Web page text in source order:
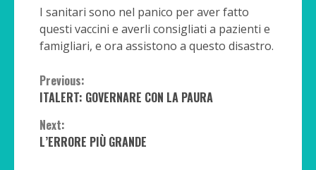
I sanitari sono nel panico per aver fatto
questi vaccini e averli consigliati a pazienti e
famigliari, e ora assistono a questo disastro.
Continue
Reading
Previous:
ITALERT: GOVERNARE CON LA PAURA
Next:
L’ERRORE PIÙ GRANDE